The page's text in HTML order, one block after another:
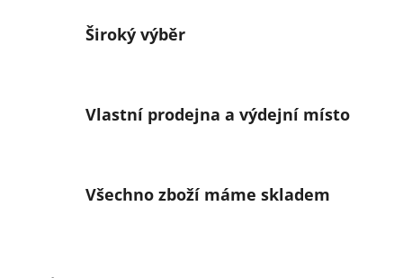
Široký výběr
Vlastní prodejna a výdejní místo
Všechno zboží máme skladem